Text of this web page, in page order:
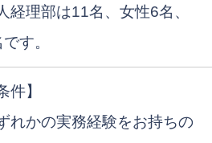
経理部は11名、女性6名、
す。
件】
れかの実務経験をお持ちの